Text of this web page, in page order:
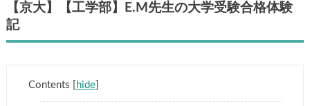
【京大】【工学部】E.M先生の大学受験合格体験
記
Contents hide]